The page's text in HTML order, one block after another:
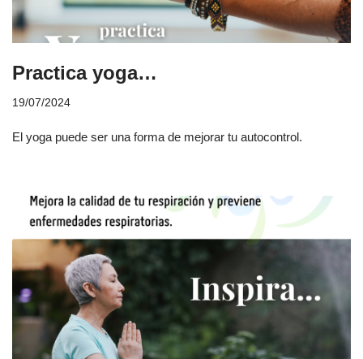
Practica yoga…
19/07/2024
El yoga puede ser una forma de mejorar tu autocontrol.